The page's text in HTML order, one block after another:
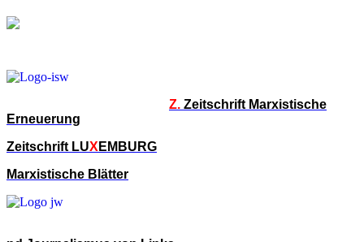
Z. Zeitschrift Marxistische
Erneuerung
Zeitschrift LUX EMBURG
Marxistische Blätter